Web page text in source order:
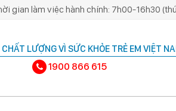
gian làm việc hành chính: 7h00-16h30
LƯỢNG VÌ SỨC KHỎE TRẺ EM VIỆT
1900 866 615